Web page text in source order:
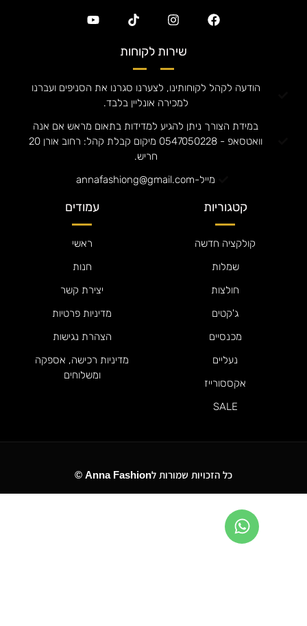
שירות לקוחות
הודעה לקהל לקוחותינו, לצערנו סגרנו את הסניפים ועברנו
למכירה אונליין בלבד.
במידת הצורך ניתן להגיע למדידות בתאום מראש אם אנה
וואטסאפ - 0547050228 מיקום קבלת קהל: רחוב אורן 20
קטגוריות
קולקציה חדשה
אקססורייז
עמודים
יצירת קשר
מדיניות פרטיות
הצהרת נגישות
מדיניות רכישה, אספקה
ומשלוחים
כל הזכויות שמורות לAnna Fashion ©